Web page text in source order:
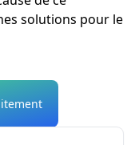
solutions pour le